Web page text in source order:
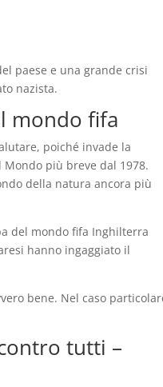
paese e una grande crisi
nazista.
mondo fifa
poiché invade la
più breve dal 1978.
della natura ancora più
del mondo fifa Inghilterra
hanno ingaggiato il
bene. Nel caso
tutti –